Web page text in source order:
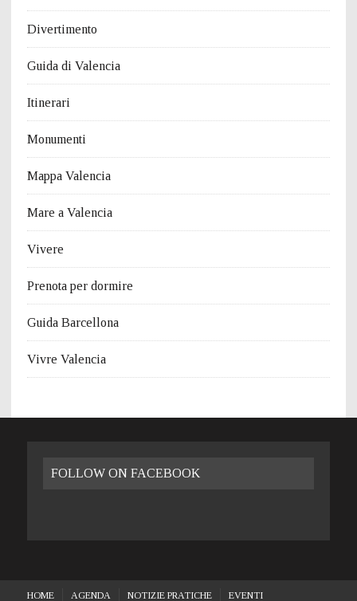
Divertimento
Guida di Valencia
Itinerari
Monumenti
Mappa Valencia
Mare a Valencia
Vivere
Prenota per dormire
Guida Barcellona
Vivre Valencia
FOLLOW ON FACEBOOK
HOME AGENDA NOTIZIE PRATICHE EVENTI